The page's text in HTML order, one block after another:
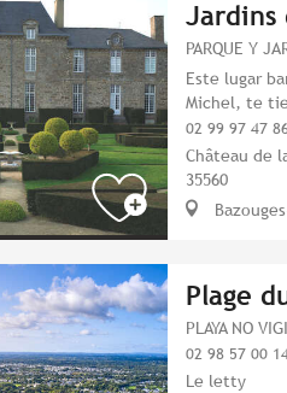
Jardins
PARQUE Y
Este lugar
Michel, te
02 99 97 47
Château de
35560
Plage
PLAYA NO
02 98 57 00
Le letty